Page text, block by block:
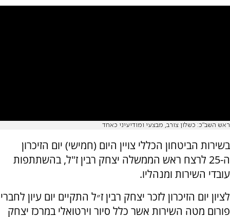
ראש השב"כ: כשלון צורב, מבצעי ומודיעיני כאחד
בשירות הביטחון הכללי צויין היום (חמישי) יום הזיכרון
ה-25 לרצח ראש הממשלה יצחק רבין ז"ל, בהשתתפות
עובדי השירות ומנהליו.
לציון יום הזיכרון לזכר יצחק רבין ז״ל התקיים יום עיון לחברי
פורום מטה השירות אשר כלל סיור וירטואלי במרכז יצחק